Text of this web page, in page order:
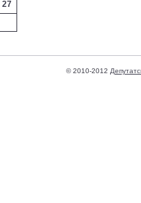
27
© 2010-2012